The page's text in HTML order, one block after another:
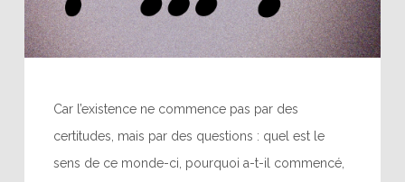
Car l’existence ne commence pas par des
certitudes, mais par des questions : quel est le
sens de ce monde-ci, pourquoi a-t-il commencé,